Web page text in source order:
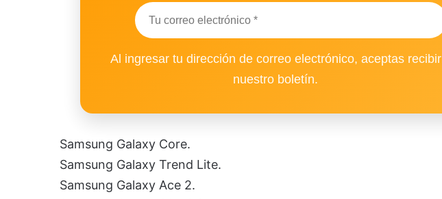
Al ingresar tu dirección de correo electrónico, aceptas recibir
nuestro boletín.
Samsung Galaxy Core.
Samsung Galaxy Trend Lite.
Samsung Galaxy Ace 2.